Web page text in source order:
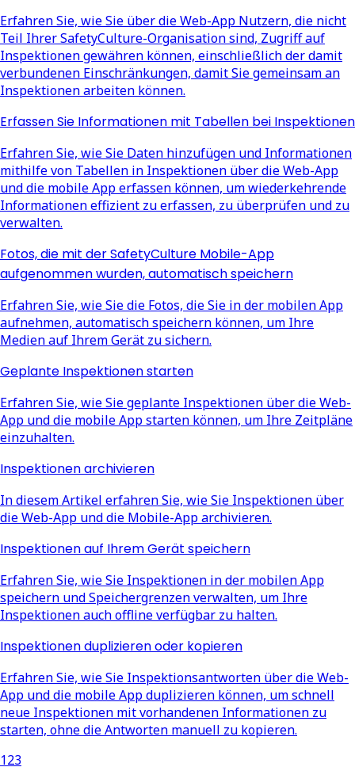
Erfahren Sie, wie Sie über die Web-App Nutzern, die nicht
Teil Ihrer SafetyCulture-Organisation sind, Zugriff auf
Inspektionen gewähren können, einschließlich der damit
verbundenen Einschränkungen, damit Sie gemeinsam an
Inspektionen arbeiten können.
Erfassen Sie Informationen mit Tabellen bei Inspektionen
Erfahren Sie, wie Sie Daten hinzufügen und Informationen
mithilfe von Tabellen in Inspektionen über die Web-App
und die mobile App erfassen können, um wiederkehrende
Informationen effizient zu erfassen, zu überprüfen und zu
verwalten.
Fotos, die mit der SafetyCulture Mobile-App
aufgenommen wurden, automatisch speichern
Erfahren Sie, wie Sie die Fotos, die Sie in der mobilen App
aufnehmen, automatisch speichern können, um Ihre
Medien auf Ihrem Gerät zu sichern.
Geplante Inspektionen starten
Erfahren Sie, wie Sie geplante Inspektionen über die Web-
App und die mobile App starten können, um Ihre Zeitpläne
einzuhalten.
Inspektionen archivieren
In diesem Artikel erfahren Sie, wie Sie Inspektionen über
die Web-App und die Mobile-App archivieren.
Inspektionen auf Ihrem Gerät speichern
Erfahren Sie, wie Sie Inspektionen in der mobilen App
speichern und Speichergrenzen verwalten, um Ihre
Inspektionen auch offline verfügbar zu halten.
Inspektionen duplizieren oder kopieren
Erfahren Sie, wie Sie Inspektionsantworten über die Web-
App und die mobile App duplizieren können, um schnell
neue Inspektionen mit vorhandenen Informationen zu
starten, ohne die Antworten manuell zu kopieren.
123